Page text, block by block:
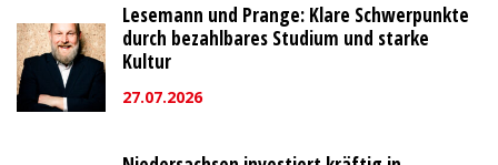
Lesemann und Prange: Klare Schwerpunkte
durch bezahlbares Studium und starke
Kultur
27.07.2026